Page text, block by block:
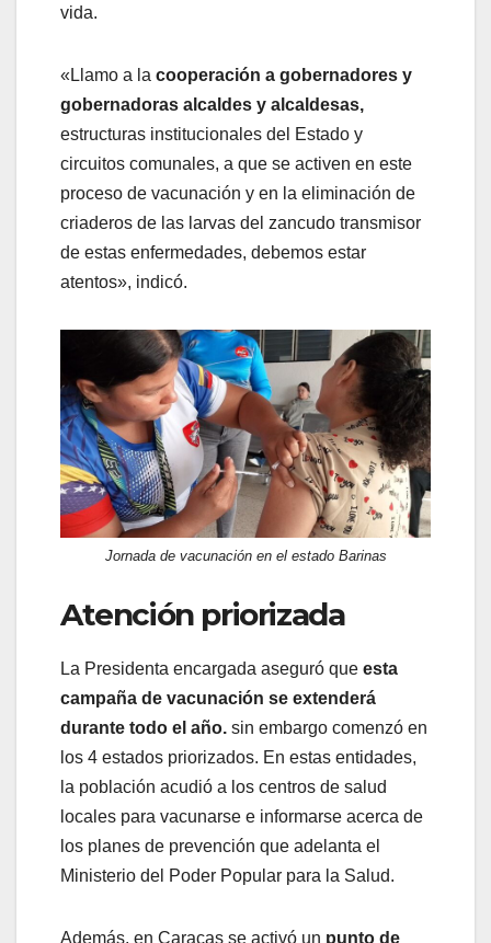
vida.
«Llamo a la cooperación a gobernadores y
gobernadoras alcaldes y alcaldesas,
estructuras institucionales del Estado y
circuitos comunales, a que se activen en este
proceso de vacunación y en la eliminación de
criaderos de las larvas del zancudo transmisor
de estas enfermedades, debemos estar
atentos», indicó.
Jornada de vacunación en el estado Barinas
Atención priorizada
La Presidenta encargada aseguró que esta
campaña de vacunación se extenderá
durante todo el año. sin embargo comenzó en
los 4 estados priorizados. En estas entidades,
la población acudió a los centros de salud
locales para vacunarse e informarse acerca de
los planes de prevención que adelanta el
Ministerio del Poder Popular para la Salud.
Además, en Caracas se activó un punto de